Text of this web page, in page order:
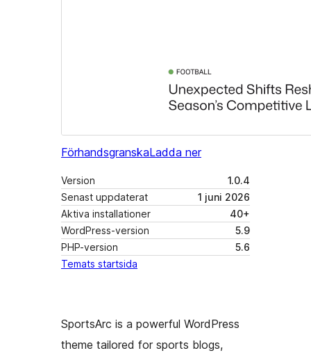
FörhandsgranskaLadda ner
Version
1.0.4
Senast uppdaterat
1 juni 2026
Aktiva installationer
40+
WordPress-version
5.9
PHP-version
5.6
Temats startsida
SportsArc is a powerful WordPress
theme tailored for sports blogs,